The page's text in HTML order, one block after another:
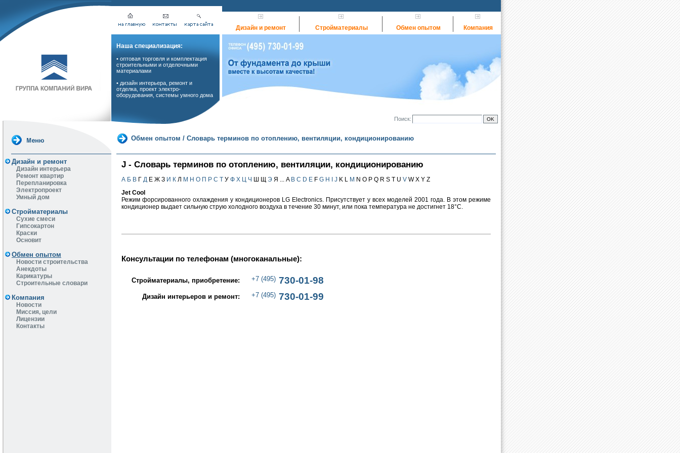
Дизайн и ремонт Стройматериалы Обмен опытом Компания
Наша специализация:
• оптовая торговля и комплектация
строительными и отделочными
материалами
• дизайн интерьера, ремонт и
отделка, проект электро-
оборудования, системы умного дома
Поиск:
Дизайн и ремонт
Дизайн интерьера
Ремонт квартир
Перепланировка
Электропроект
Умный дом
Стройматериалы
Сухие смеси
Гипсокартон
Краски
Основит
Обмен опытом
Новости строительства
Анекдоты
Карикатуры
Строительные словари
Компания
Новости
Миссия, цели
Лицензии
Контакты
Обмен опытом / Словарь терминов по отоплению, вентиляции, кондиционированию
J - Словарь терминов по отоплению, вентиляции, кондиционированию
А Б В Г Д Е Ж З И К Л М Н О П Р С Т У Ф Х Ц Ч Ш Щ Э Я ... A B C D E F G H J K L M N O P Q R S T U V W X Y Z
Jet Cool
Режим форсированного охлаждения у кондиционеров LG Electronics. Присутствует у всех моделей 2001 года. В этом режиме
кондиционер выдает сильную струю холодного воздуха в течение 30 минут, или пока температура не достигнет 18°С.
Консультации по телефонам (многоканальные):
Стройматериалы, приобретение: +7 (495) 730-01-98
Дизайн интерьеров и ремонт: +7 (495) 730-01-99